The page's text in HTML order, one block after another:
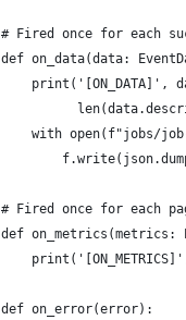
# Fired once for each
def on_data(data:
print('[ON_DATA]',
with open(f"jobs/
# Fired once for each
def on_metrics(metrics:
def on_error(error):